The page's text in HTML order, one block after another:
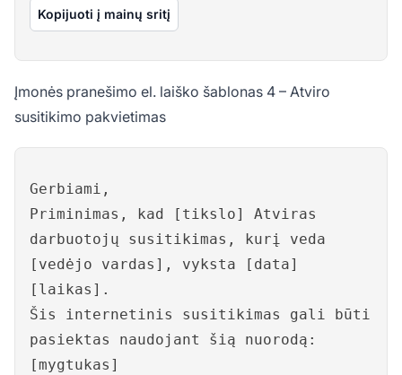
Kopijuoti į mainų sritį
Įmonės pranešimo el. laiško šablonas 4 – Atviro
susitikimo pakvietimas
Gerbiami,
Priminimas, kad [tikslo] Atviras
darbuotojų susitikimas, kurį veda
[vedėjo vardas], vyksta [data]
[laikas].
Šis internetinis susitikimas gali būti
pasiektas naudojant šią nuorodą:
[mygtukas]